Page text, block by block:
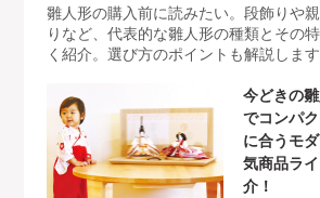
雛人形の購入前に読みたい。段飾りや
りなど、代表的な雛人形の種類とその
く紹介。選び方のポイントも解説します
今どきの
でコンパ
に合うモ
気商品ラ
介！